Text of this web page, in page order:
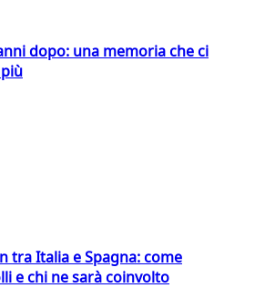
dopo: una memoria che ci
tra Italia e Spagna: come
e chi ne sarà coinvolto